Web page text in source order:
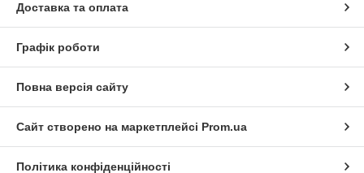
Доставка та оплата
Графік роботи
Повна версія сайту
Сайт створено на маркетплейсі Prom.ua
Політика конфіденційності